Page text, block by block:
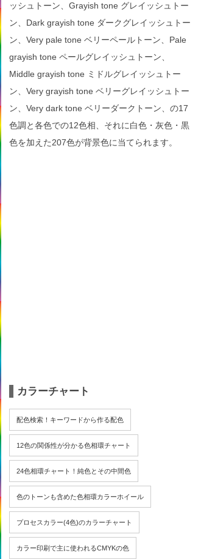
ッシュトーン、Grayish tone グレイッシュトー
ン、Dark grayish tone ダークグレイッシュトー
ン、Very pale tone ベリーペールトーン、Pale
grayish tone ペールグレイッシュトーン、
Middle grayish tone ミドルグレイッシュトー
ン、Very grayish tone ベリーグレイッシュトー
ン、Very dark tone ベリーダークトーン、の17
色調と各色での12色相、それに白色・灰色・黒
色を加えた207色が背景色に当てられます。
カラーチャート
配色検索！キーワードから作る配色
12色の関係性が分かる色相環チャート
24色相環チャート！純色とその中間色
色のトーンも含めた色相環カラーホイール
プロセスカラー(4色)のカラーチャート
カラー印刷で主に使われるCMYKの色